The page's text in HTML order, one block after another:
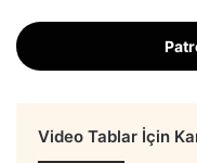
Video Tablar İçin